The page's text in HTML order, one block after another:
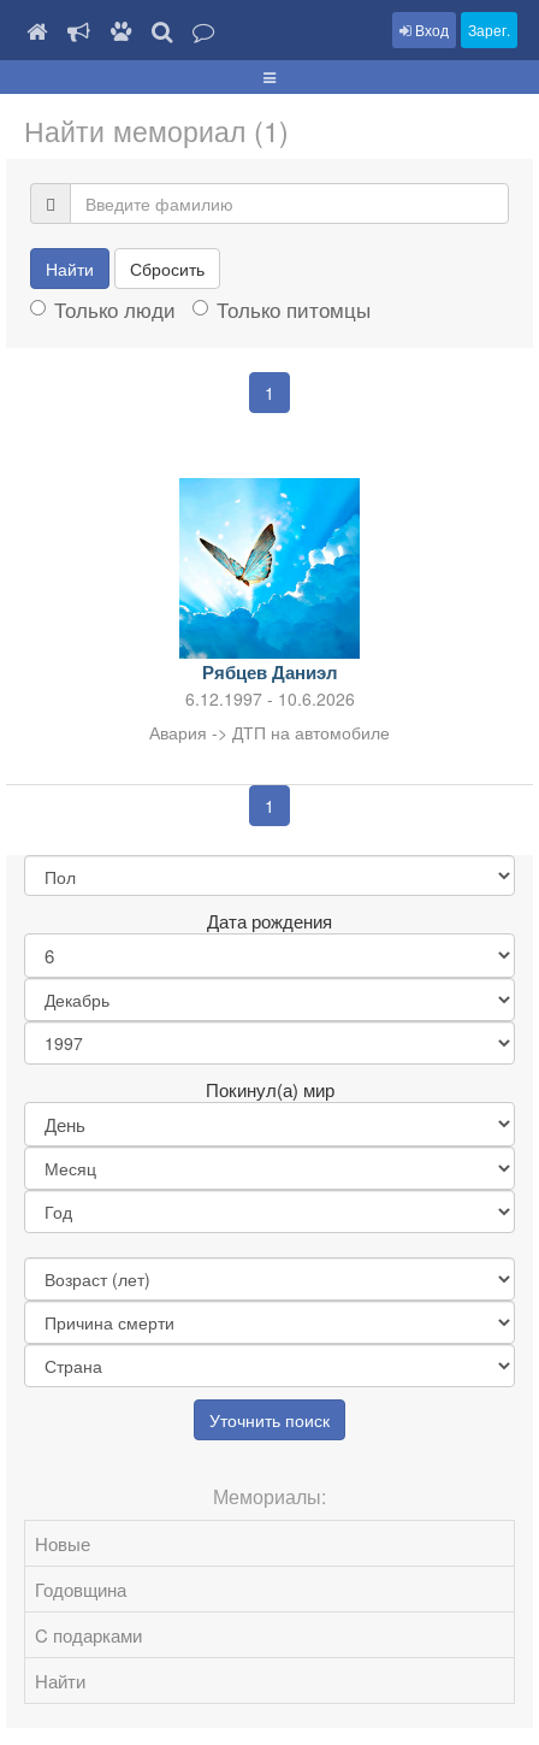
Вход Зарег.
Найти мемориал (1)
Найти Сбросить
Только люди Только питомцы
1
Рябцев Даниэл
6.12.1997 - 10.6.2026
Авария -> ДТП на автомобиле
1
Дата рождения
Покинул(а) мир
Уточнить поиск
Мемориалы:
Новые
Годовщина
C подарками
Найти